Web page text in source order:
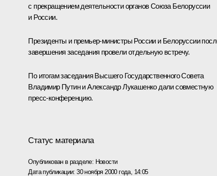
с прекращением деятельности органов Союза Белоруссии
и России.
Президенты и премьер-министры России и Белоруссии
завершения заседания провели отдельную встречу.
По итогам заседания Высшего Государственного Совета
Владимир Путин и Александр Лукашенко дали совместную
пресс-конференцию.
Статус материала
Опубликован в разделе: Новости
Дата публикации:30 ноября 2000 года, 14:05